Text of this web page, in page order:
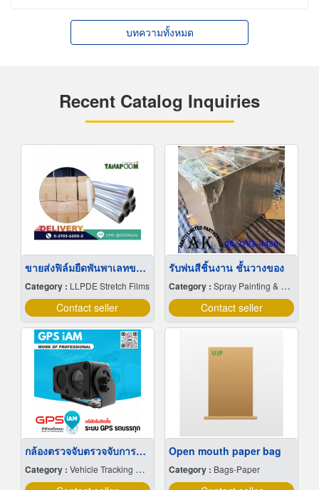
บทความทั้งหมด
Recent Catalog Inquiries
ขายส่งฟิล์มยืดพันพาเลทขนาดพันด้วยมือ Hand wrap
Category : LLPDE Stretch Films
Contact seller
รับพ่นสีชิ้นงาน ชั้นวางของ
Category : Spray Painting & Finishing
Contact seller
กล้องตรวจจับตรวจจับการหลับใน
Category : Vehicle Tracking System
Open mouth paper bag
Category : Bags-Paper